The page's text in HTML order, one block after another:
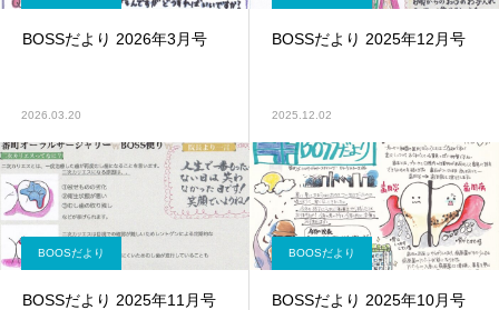
BOSSだより 2026年3月号
2026.03.20
BOSSだより 2025年12月号
2025.12.02
BOOSだより
BOSSだより 2025年11月号
BOOSだより
BOSSだより 2025年10月号